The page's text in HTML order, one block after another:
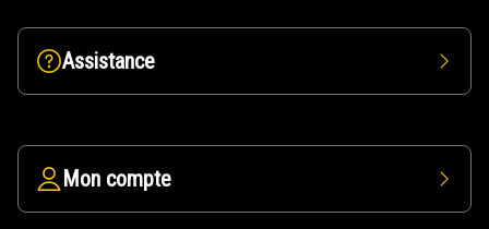
Assistance
Mon compte